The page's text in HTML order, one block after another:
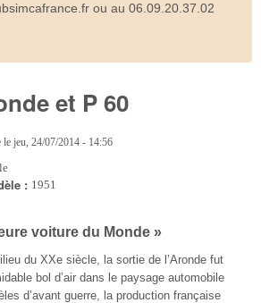
ou au 06.09.20.37.02
et P 60
le jeu, 24/07/2014 - 14:56
: 1951
voiture du Monde »
du XXe siècle, la sortie de l’Aronde fut
bol d’air dans le paysage automobile
d’avant guerre, la production française